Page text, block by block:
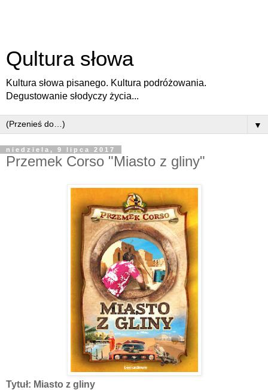
Qultura słowa
Kultura słowa pisanego. Kultura podróżowania.
Degustowanie słodyczy życia...
▼
niedziela, 9 lipca 2017
Przemek Corso "Miasto z gliny"
Tytuł: Miasto z gliny